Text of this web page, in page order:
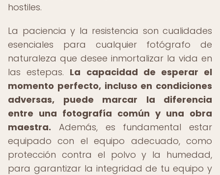
hostiles.
La paciencia y la resistencia son cualidades
esenciales para cualquier fotógrafo de
naturaleza que desee inmortalizar la vida en
las estepas. La capacidad de esperar el
momento perfecto, incluso en condiciones
adversas, puede marcar la diferencia
entre una fotografía común y una obra
maestra. Además, es fundamental estar
equipado con el equipo adecuado, como
protección contra el polvo y la humedad,
para garantizar la integridad de tu equipo y